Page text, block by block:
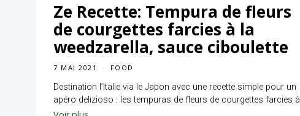
Ze Recette: Tempura de fleurs
de courgettes farcies à la
weedzarella, sauce ciboulette
7 MAI 2021 FOOD
Destination l’Italie via le Japon avec une recette simple pour un
apéro delizioso : les tempuras de fleurs de courgettes farcies à